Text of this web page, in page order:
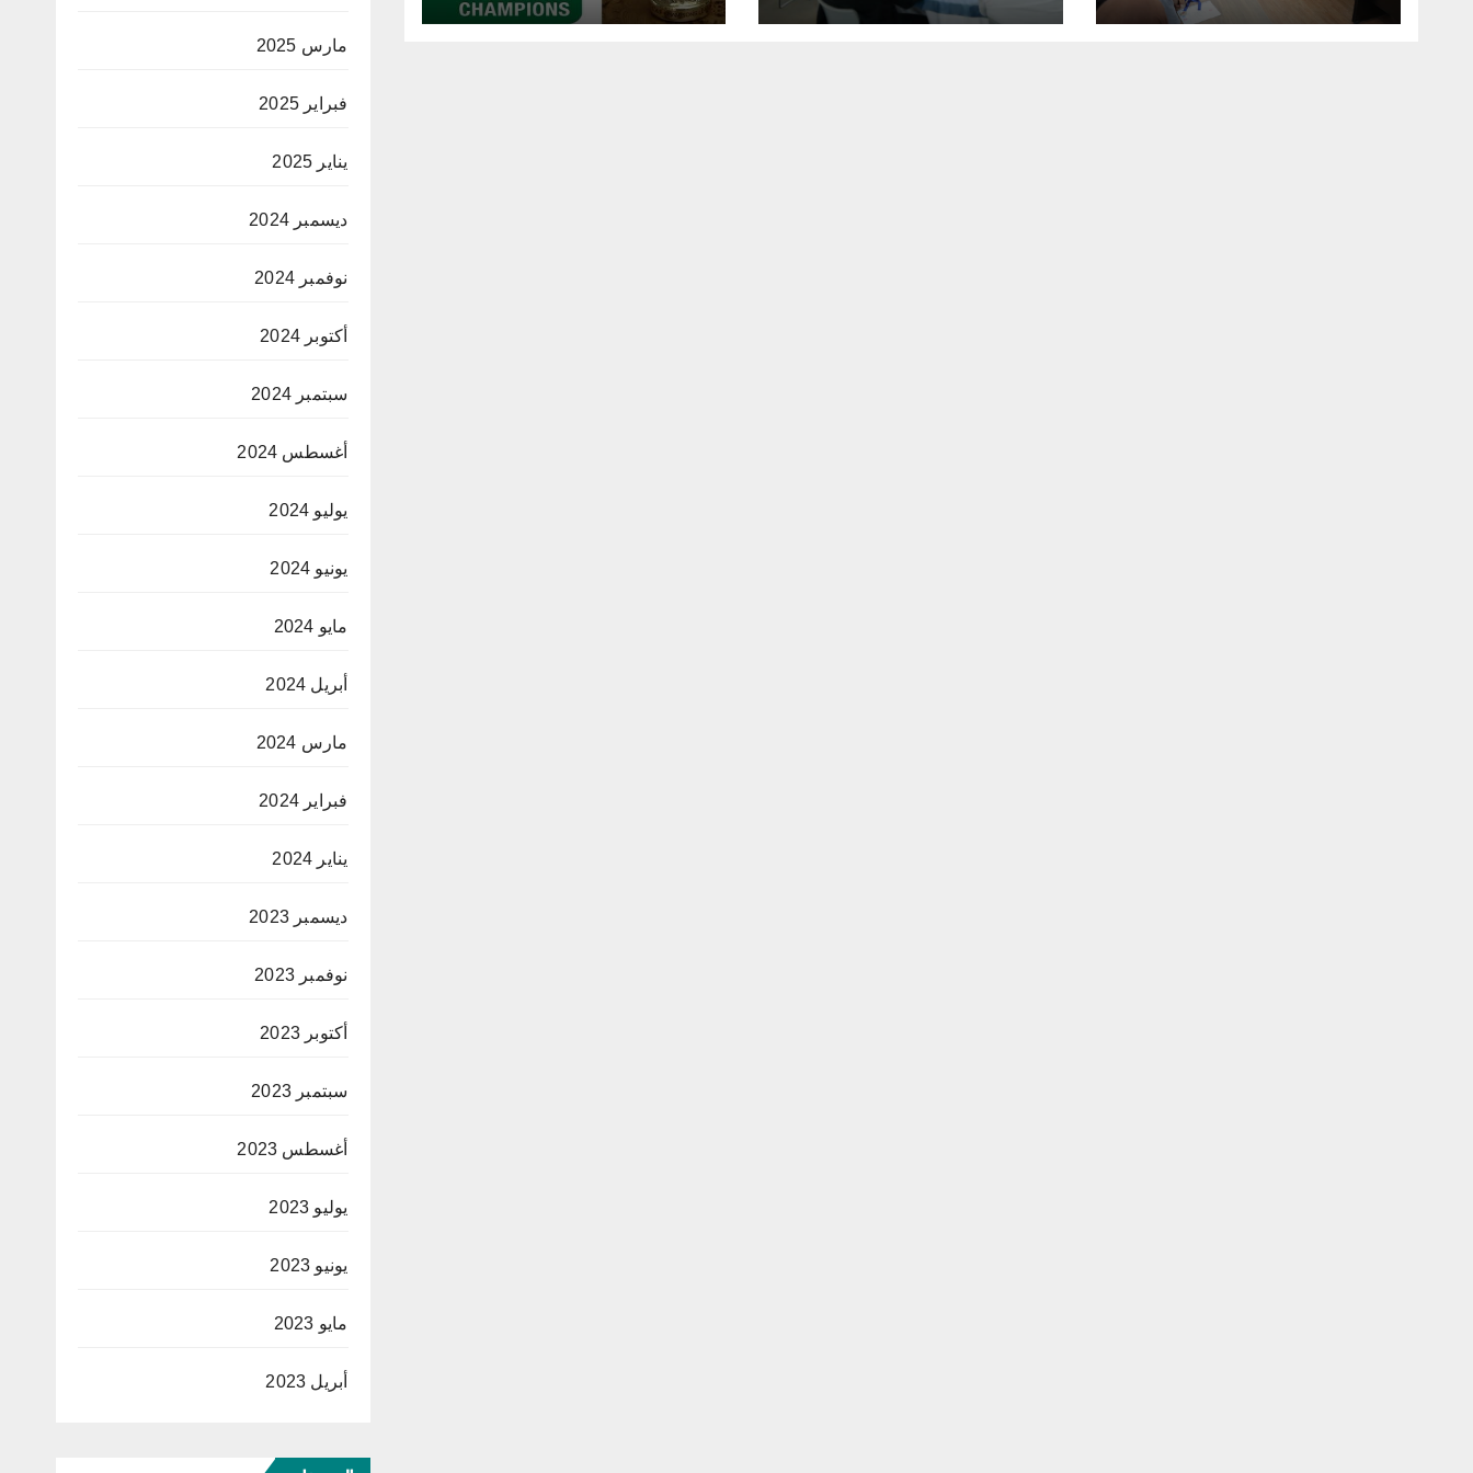
الفولطاضوئية
مارس 2025
فبراير 2025
يناير 2025
ديسمبر 2024
نوفمبر 2024
أكتوبر 2024
سبتمبر 2024
أغسطس 2024
يوليو 2024
يونيو 2024
مايو 2024
أبريل 2024
مارس 2024
فبراير 2024
يناير 2024
ديسمبر 2023
نوفمبر 2023
أكتوبر 2023
سبتمبر 2023
أغسطس 2023
يوليو 2023
يونيو 2023
مايو 2023
أبريل 2023